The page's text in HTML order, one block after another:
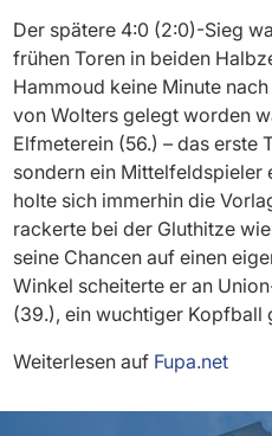
Der spätere 4:0 (2:0)-Sieg
frühen Toren in beiden
Hammoud keine Minute
von Wolters gelegt worden
Elfmeterein (56.) – das erste
sondern ein Mittelfeldspieler
holte sich immerhin die
rackerte bei der Gluthitze
seine Chancen auf einen
Winkel scheiterte er an
(39.), ein wuchtiger Kopfball
Weiterlesen auf Fupa.net